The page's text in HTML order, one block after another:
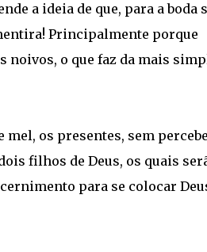
a ideia de que, para a boda
Principalmente porque
noivos, o que faz da mais
mel, os presentes, sem
filhos de Deus, os quais
para se colocar